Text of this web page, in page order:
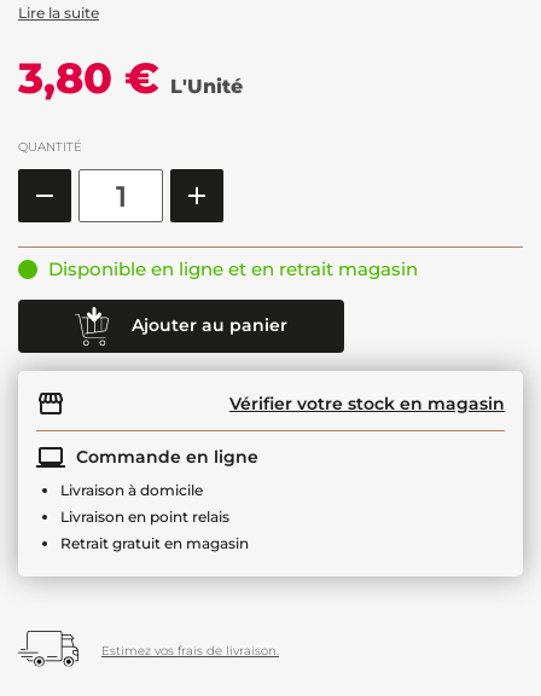
Lire la suite
3,80 € L'Unité
QUANTITÉ
Disponible en ligne et en retrait magasin
Ajouter au panier
Vérifier votre stock en magasin
Commande en ligne
Livraison à domicile
Livraison en point relais
Retrait gratuit en magasin
Estimez vos frais de livraison.